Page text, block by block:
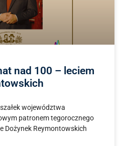
nad 100 – leciem
województwa
patronem tegorocznego
Dożynek Reymontowskich